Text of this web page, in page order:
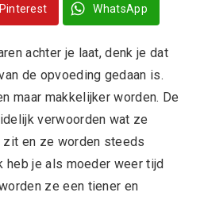
Pinterest WhatsApp
achter je laat, denk je dat
de opvoeding gedaan is.
maar makkelijker worden. De
verwoorden wat ze
en ze worden steeds
heb je als moeder weer tijd
ze een tiener en